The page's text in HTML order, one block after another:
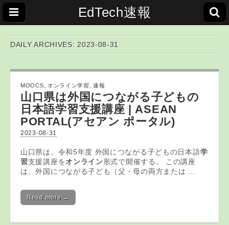
EdTech速報
DAILY ARCHIVES: 2023-08-31
MOOCS オンライン学習 ,速報
山口県は外国につながる子どもの
日本語学習支援講座 | ASEAN
PORTAL(アセアン ポータル)
2023-08-31
山口県は、令和5年度 外国につながる子どもの日本語学
習支援講座をオンライン形式で開催する。 この講座
は、外国につながる子ども（父・母の両方または …
Read more →